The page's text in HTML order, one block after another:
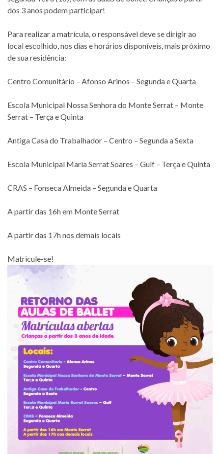
dos 3 anos podem participar!
Para realizar a matrícula, o responsável deve se dirigir ao
local escolhido, nos dias e horários disponíveis, mais próximo
de sua residência:
Centro Comunitário – Afonso Arinos – Segunda e Quarta
Escola Municipal Nossa Senhora do Monte Serrat – Monte
Serrat – Terça e Quinta
Antiga Casa do Trabalhador – Centro – Segunda a Sexta
Escola Municipal Maria Serrat Soares – Gulf – Terça e Quinta
CRAS – Fonseca Almeida – Segunda e Quarta
A partir das 16h em Monte Serrat
A partir das 17h nos demais locais
Matricule-se!